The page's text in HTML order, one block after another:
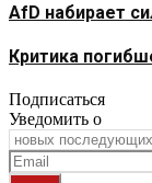
AfD набирает
Критика
Подписаться
Уведомить о